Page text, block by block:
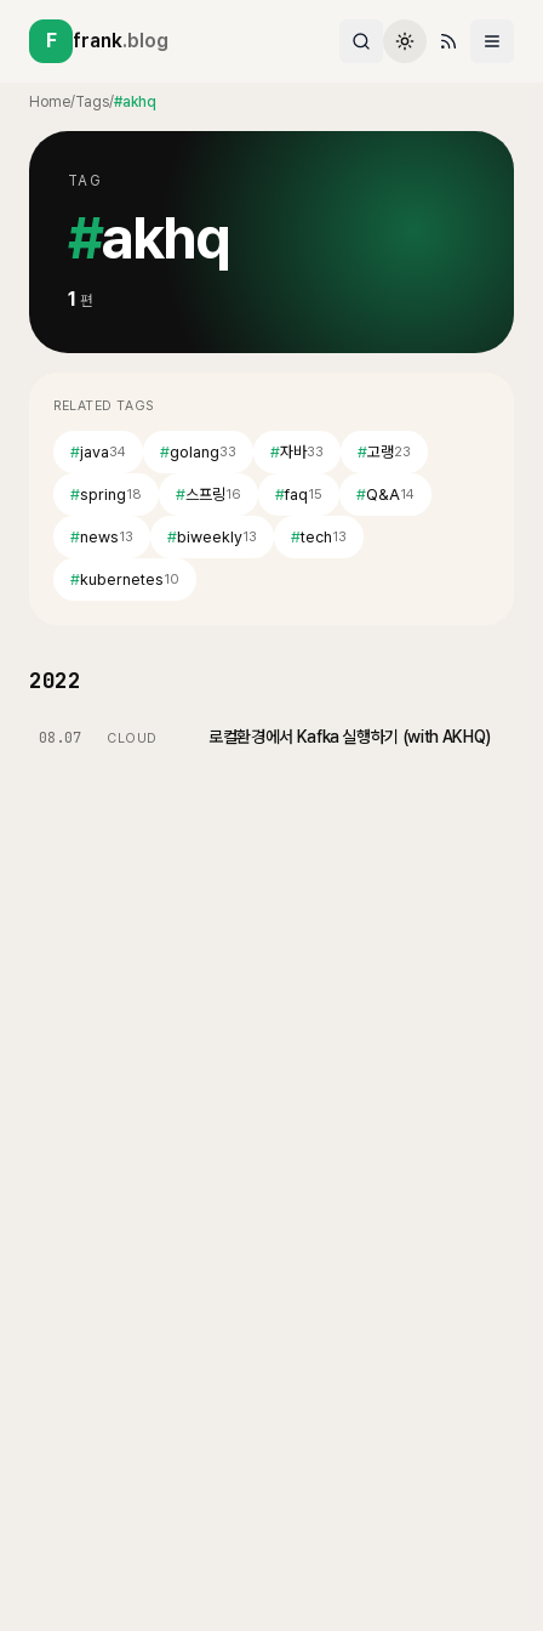
F frank.blog
Home/Tags/#akhq
TAG
#akhq
1 편
RELATED TAGS
#java34 #golang33 #자바33 #고랭23
#spring18 #스프링16 #faq15 #Q&A14
#news13 #biweekly13 #tech13
#kubernetes10
2022
08.07 CLOUD 로컬환경에서 Kafka 실행하기 (with AKHQ)